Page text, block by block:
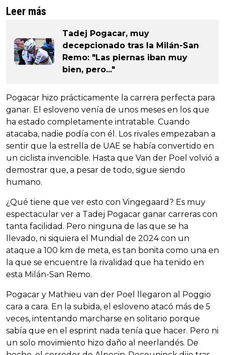
Leer más
Tadej Pogacar, muy
decepcionado tras la Milán-San
Remo: "Las piernas iban muy
bien, pero..."
Pogacar hizo prácticamente la carrera perfecta para
ganar. El esloveno venía de unos meses en los que
ha estado completamente intratable. Cuando
atacaba, nadie podía con él. Los rivales empezaban a
sentir que la estrella de UAE se había convertido en
un ciclista invencible. Hasta que Van der Poel volvió a
demostrar que, a pesar de todo, sigue siendo
humano.
¿Qué tiene que ver esto con Vingegaard? Es muy
espectacular ver a Tadej Pogacar ganar carreras con
tanta facilidad. Pero ninguna de las que se ha
llevado, ni siquiera el Mundial de 2024 con un
ataque a 100 km de meta, es tan bonita como una en
la que se encuentre la rivalidad que ha tenido en
esta Milán-San Remo.
Pogacar y Mathieu van der Poel llegaron al Poggio
cara a cara. En la subida, el esloveno atacó más de 5
veces, intentando marcharse en solitario porque
sabía que en el esprint nada tenía que hacer. Pero ni
un solo movimiento hizo daño al neerlandés. De